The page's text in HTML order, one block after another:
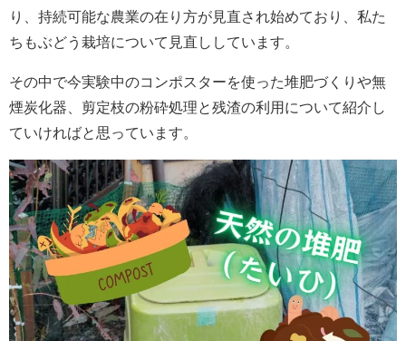
り、持続可能な農業の在り方が見直され始めており、私た
ちもぶどう栽培について見直ししています。
その中で今実験中のコンポスターを使った堆肥づくりや無
煙炭化器、剪定枝の粉砕処理と残渣の利用について紹介し
ていければと思っています。